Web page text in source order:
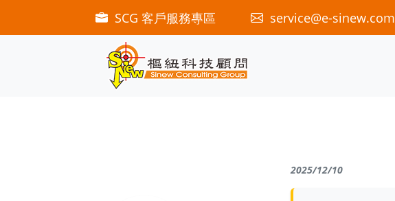
SCG 客戶服務專區 service@e-sinew.com
2025/12/10